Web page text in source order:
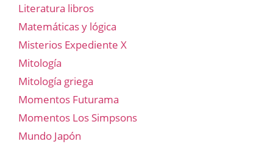
Literatura libros
Matemáticas y lógica
Misterios Expediente X
Mitología
Mitología griega
Momentos Futurama
Momentos Los Simpsons
Mundo Japón